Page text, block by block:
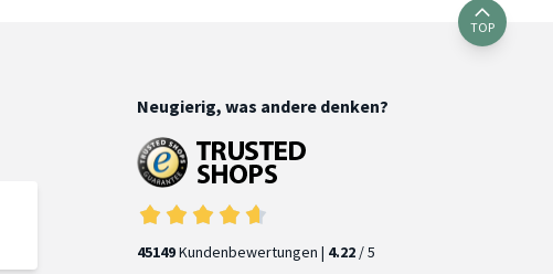
TOP
Neugierig, was andere denken?
45149Kundenbewertungen | 4.22 / 5